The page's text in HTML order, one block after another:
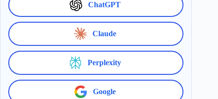
ChatGPT
Claude
Perplexity
Google